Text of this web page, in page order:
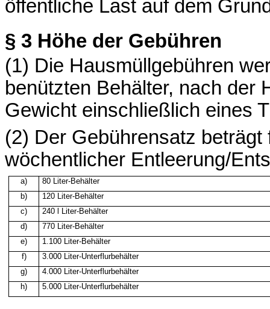
öffentliche Last auf dem
§ 3 Höhe der Gebühren
(1) Die Hausmüllgebühren
benützten Behälter, nach der
Gewicht einschließlich eines
(2) Der Gebührensatz
wöchentlicher Entleerung/
a) 80
Liter-Behälter
b)
120 Liter-Behälter
c)
240 l
Liter-Behälter
d)
770 Liter-Behälter
e)
1.100 Liter-Behälter
f)
3.000 Liter-Unterflurbehälter
g)
4.000 Liter-Unterflurbehälter
h)
5.000 Liter-Unterflurbehälter